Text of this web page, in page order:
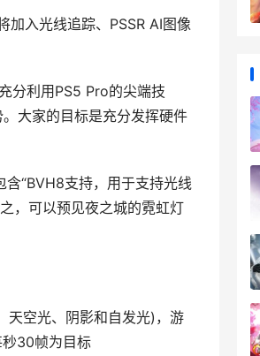
加入光线追踪、PSSR AI图像
分利用PS5 Pro的尖端技
大家的目标是充分发挥硬件
“BVH8支持，用于支持光线
，可以预见夜之城的霓虹灯
天空光、阴影和自发光)，游
30帧为目标